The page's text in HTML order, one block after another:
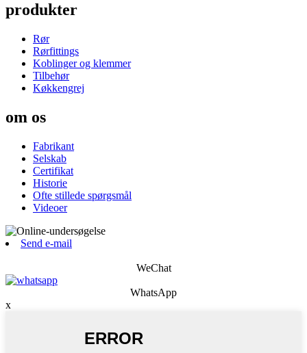
produkter
Rør
Rørfittings
Koblinger og klemmer
Tilbehør
Køkkengrej
om os
Fabrikant
Selskab
Certifikat
Historie
Ofte stillede spørgsmål
Videoer
Send e-mail
WeChat
WhatsApp
x